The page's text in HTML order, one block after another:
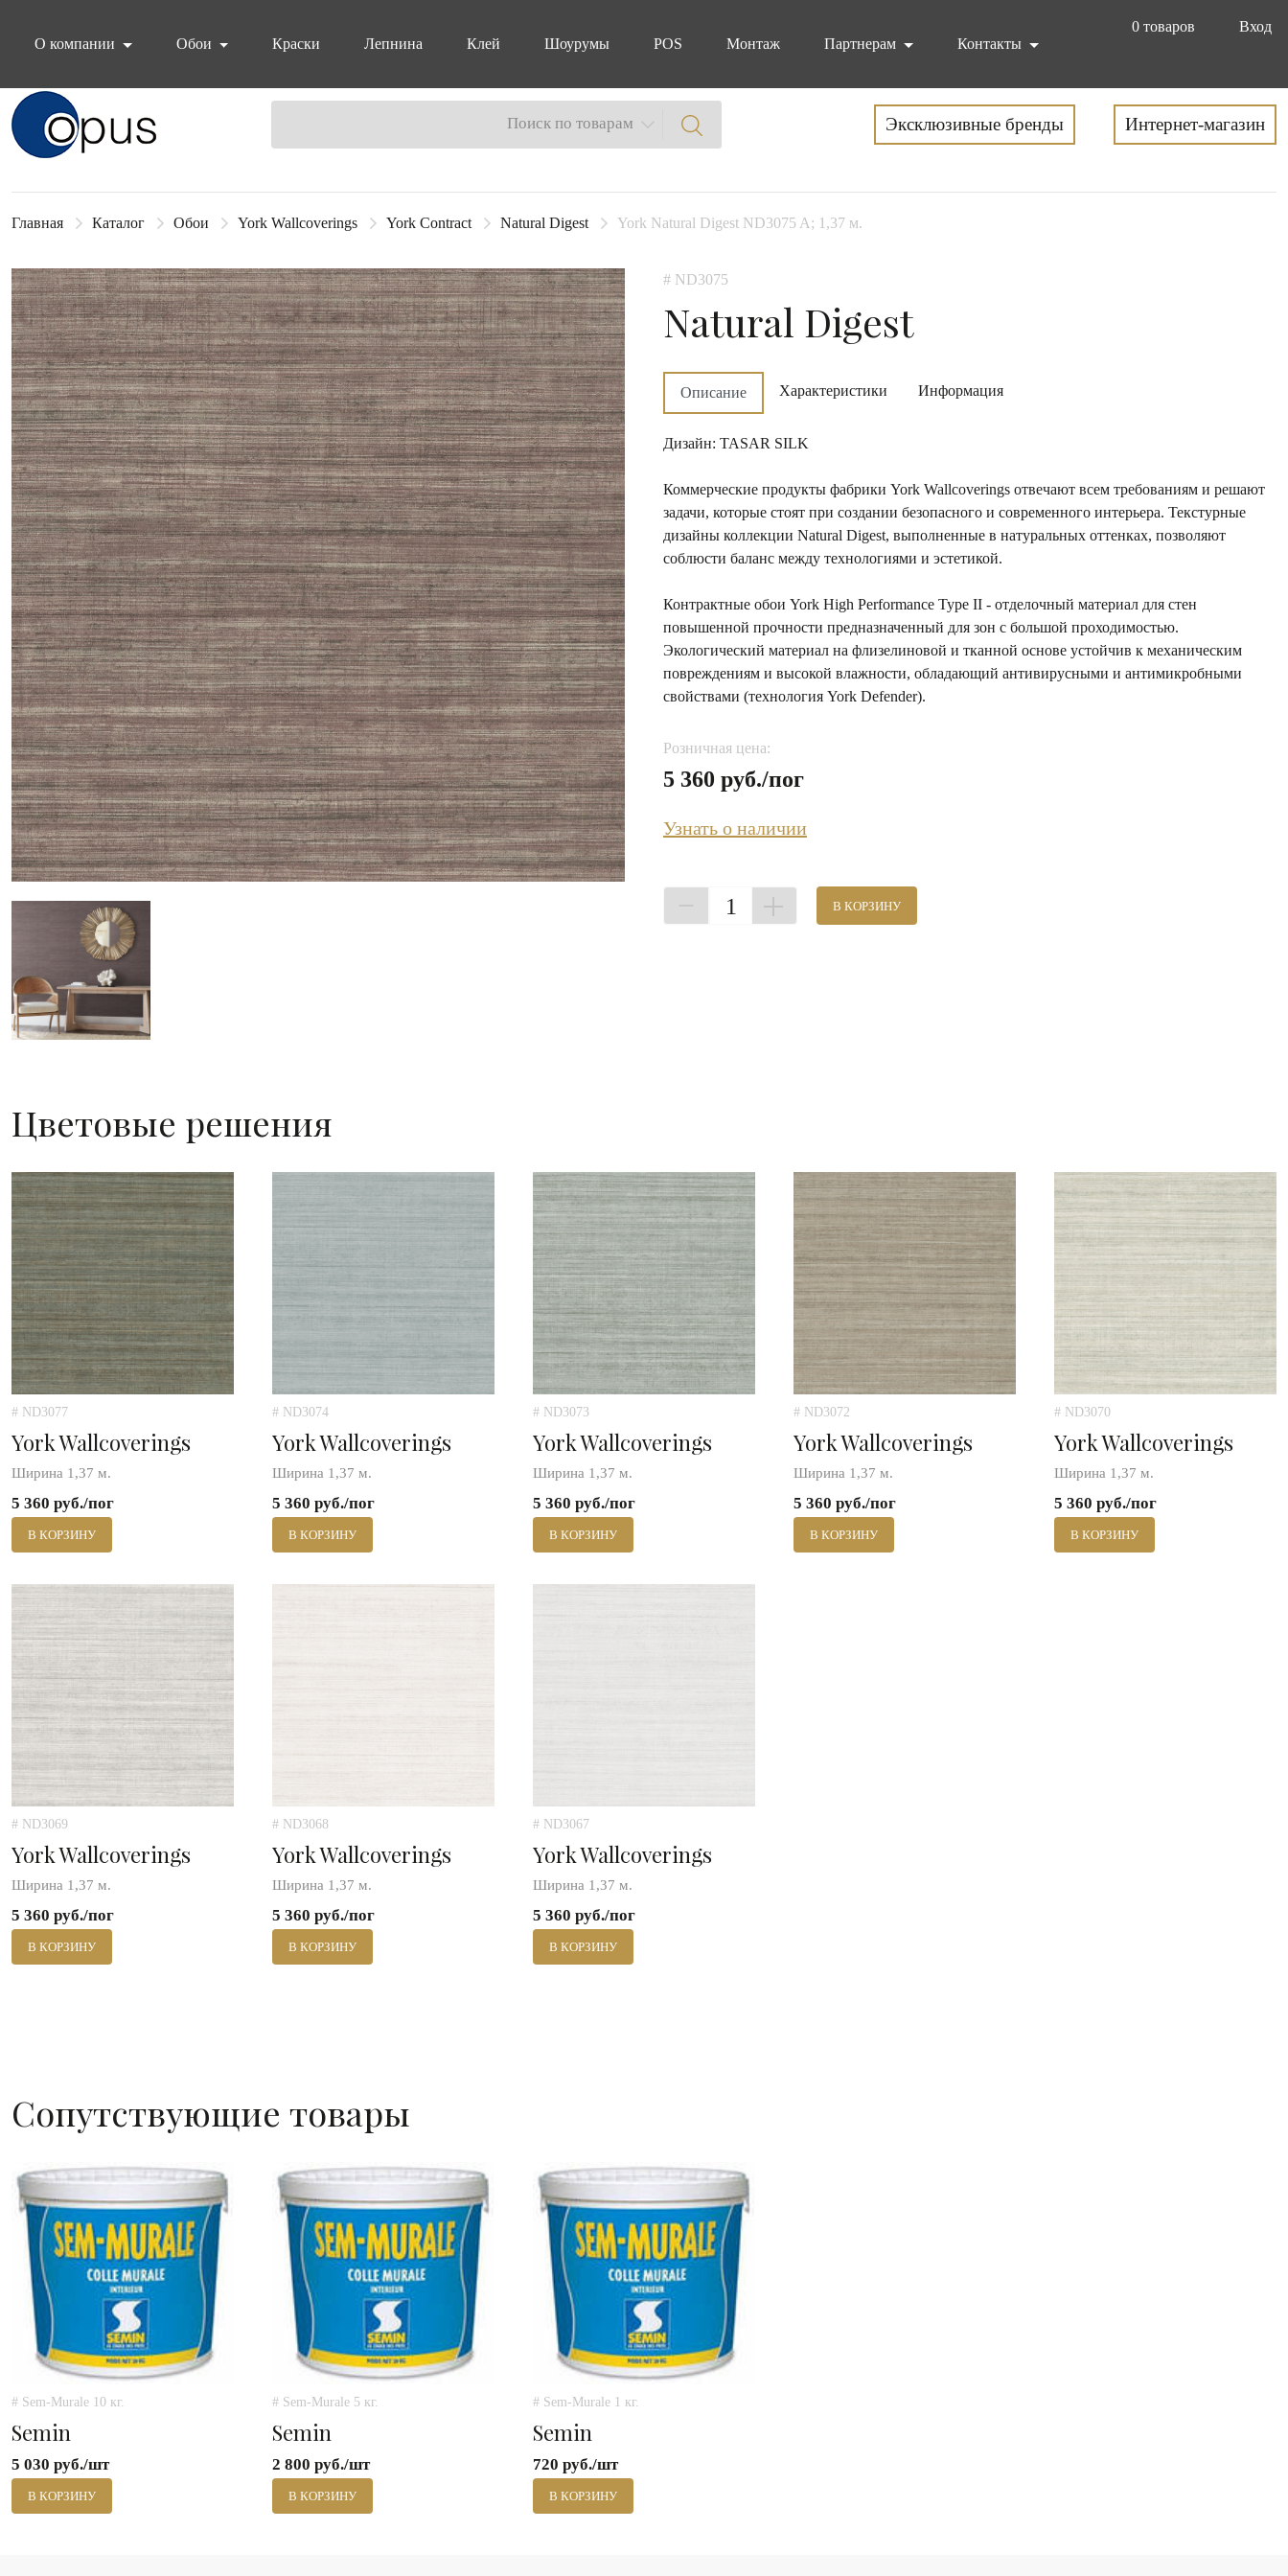
0 товаров
Вход
О компании
Обои Краски Лепнина Клей Шоурумы POS Монтаж Партнерам Контакты
Блок поиска Поиск по товарам Эксклюзивные бренды Интернет-магазин
Главная Каталог Обои York Wallcoverings York Contract Natural Digest York Natural Digest ND3075 A; 1,37 м.
# ND3075
Natural Digest
Описание Характеристики Информация
Дизайн: TASAR SILK
Коммерческие продукты фабрики York Wallcoverings отвечают всем требованиям и решают
задачи, которые стоят при создании безопасного и современного интерьера. Текстурные
дизайны коллекции Natural Digest, выполненные в натуральных оттенках, позволяют
соблюсти баланс между технологиями и эстетикой.
Контрактные обои York High Performance Type II - отделочный материал для стен
повышенной прочности предназначенный для зон с большой проходимостью.
Экологический материал на флизелиновой и тканной основе устойчив к механическим
повреждениям и высокой влажности, обладающий антивирусными и антимикробными
свойствами (технология York Defender).
Розничная цена:
5 360 руб./пог
Узнать о наличии
1 В КОРЗИНУ
Цветовые решения
# ND3077
York Wallcoverings
Ширина 1,37 м.
5 360 руб./пог
В КОРЗИНУ
# ND3074
York Wallcoverings
Ширина 1,37 м.
5 360 руб./пог
В КОРЗИНУ
# ND3073
York Wallcoverings
Ширина 1,37 м.
5 360 руб./пог
В КОРЗИНУ
# ND3072
York Wallcoverings
Ширина 1,37 м.
5 360 руб./пог
В КОРЗИНУ
# ND3070
York Wallcoverings
Ширина 1,37 м.
5 360 руб./пог
В КОРЗИНУ
# ND3069
York Wallcoverings
Ширина 1,37 м.
5 360 руб./пог
В КОРЗИНУ
# ND3068
York Wallcoverings
Ширина 1,37 м.
5 360 руб./пог
В КОРЗИНУ
# ND3067
York Wallcoverings
Ширина 1,37 м.
5 360 руб./пог
В КОРЗИНУ
Сопутствующие товары
# Sem-Murale 10 кг.
Semin
5 030 руб./шт
В КОРЗИНУ
# Sem-Murale 5 кг.
Semin
2 800 руб./шт
В КОРЗИНУ
# Sem-Murale 1 кг.
Semin
720 руб./шт
В КОРЗИНУ